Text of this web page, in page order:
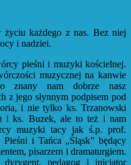
życiu każdego z nas. Bez niej
i nadziei.
pieśni i muzyki kościelnej.
muzycznej na kanwie
znany nam dobrze nasz
z jego słynnym podpisem pod
i nie tylko ks. Trzanowski
i ks. Buzek, ale to też i nam
muzyki tacy jak ś.p. prof.
Pieśni i Tańca „Śląsk” będący
pisarzem i dramaturgiem.
pedagog i inicjator